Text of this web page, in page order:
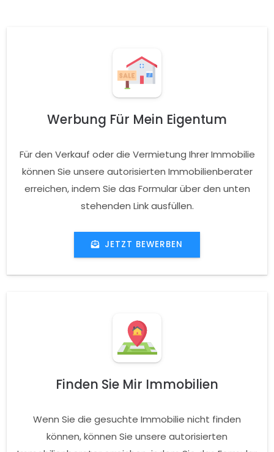
Werbung Für Mein Eigentum
Für den Verkauf oder die Vermietung Ihrer Immobilie
können Sie unsere autorisierten Immobilienberater
erreichen, indem Sie das Formular über den unten
stehenden Link ausfüllen.
JETZT BEWERBEN
Finden Sie Mir Immobilien
Wenn Sie die gesuchte Immobilie nicht finden
können, können Sie unsere autorisierten